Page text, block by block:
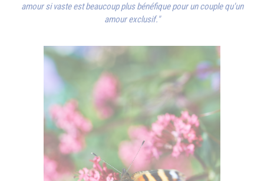
amour si vaste est beaucoup plus bénéfique pour un couple qu'un
amour exclusif."